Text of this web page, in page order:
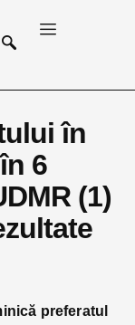
în
6
(1)
preferatul